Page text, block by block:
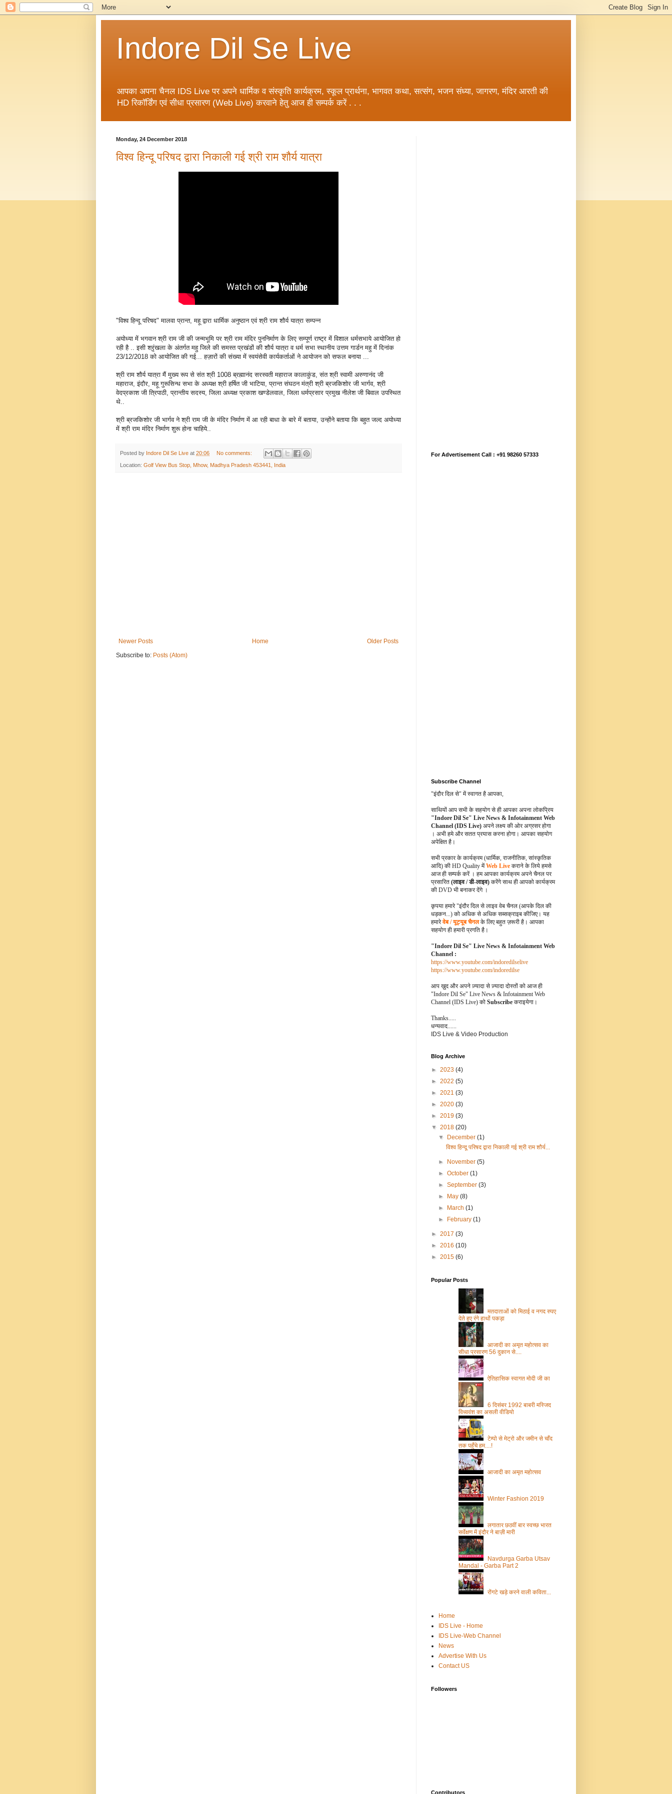
Indore Dil Se Live
आपका अपना चैनल IDS Live पर अपने धार्मिक व संस्कृति कार्यक्रम, स्कूल प्रार्थना, भागवत कथा, सत्संग, भजन संध्या, जागरण, मंदिर आरती की
HD रिकॉर्डिंग एवं सीधा प्रसारण (Web Live) करवाने हेतु आज ही सम्पर्क करें . . .
Monday, 24 December 2018
विश्व हिन्दू परिषद द्वारा निकाली गई श्री राम शौर्य यात्रा
"विश्व हिन्दू परिषद" मालवा प्रान्त, महू द्वारा धार्मिक अनुष्ठान एवं श्री राम शौर्य यात्रा सम्पन्न
अयोध्या में भगवान श्री राम जी की जन्मभूमि पर श्री राम मंदिर पुननिर्माण के लिए सम्पूर्ण राष्ट्र में विशाल धर्मसभाये आयोजित हो
रही है .. इसी श्रृंखला के अंतर्गत महु जिले की समस्त प्रखंडों की शौर्य यात्रा व धर्म सभा स्थानीय उत्तम गार्डन महु में दिनांक
23/12/2018 को आयोजित की गई... हज़ारों की संख्या में स्वयंसेवी कार्यकर्ताओं ने आयोजन को सफल बनाया ...
श्री राम शौर्य यात्रा मैं मुख्य रूप से संत श्री 1008 ब्रह्मानंद सरस्वती महाराज कालाकुंड, संत श्री स्वामी अरुणानंद जी
महाराज, इंदौर, महू गुरूसिन्ध सभा के अध्यक्ष श्री हर्षित जी भाटिया, प्रान्त संघठन मंत्री श्री ब्रजकिशोर जी भार्गव, श्री
वेदप्रकाश जी त्रिपाठी, प्रान्तीय सदस्य, जिला अध्यक्ष प्रकाश खण्डेलवाल, जिला धर्मप्रसार प्रमुख नीलेश जी बिवाल उपस्थित
थे..
श्री ब्रजकिशोर जी भार्गव ने श्री राम जी के मंदिर निर्माण में आ रही बाधा के बारे में बताया, उन्होंने बताया कि बहुत जल्द अयोध्या
में श्री राम मंदिर निर्माण शुरू होना चाहिये..
Posted by Indore Dil Se Live at 20:06 No comments:
Location: Golf View Bus Stop, Mhow, Madhya Pradesh 453441, India
Newer Posts Older Posts
Home
Subscribe to: Posts (Atom)
For Advertisement Call : +91 98260 57333
Subscribe Channel
"इंदौर दिल से" में स्वागत है आपका,
साथियों आप सभी के सहयोग से ही आपका अपना लोकप्रिय
"Indore Dil Se" Live News & Infotainment Web
Channel (IDS Live) अपने लक्ष्य की ओर अग्रसर होगा
। अभी हमे और सतत प्रयास करना होगा। आपका सहयोग
अपेक्षित है।
सभी प्रकार के कार्यक्रम (धार्मिक, राजनीतिक, सांस्कृतिक
आदि) की HD Quality मेंWeb Live कराने के लिये हमसे
आज ही सम्पर्क करें । हम आपका कार्यक्रम अपने चैनल पर
प्रसारित (लाइव / डी-लाइव) करेंगे साथ ही आपको कार्यक्रम
की DVD भी बनाकर देंगे ।
कृपया हमारे "इंदौर दिल से लाइव वेब चैनल (आपके दिल की
धड़कन...) को अधिक से अधिक सब्सक्राइब कीजिए। यह
हमारेवेब / यूट्यूब चैनलके लिए बहुत ज़रूरी है। आपका
सहयोग ही हमारी प्रगति है।
"Indore Dil Se" Live News & Infotainment Web
Channel :
https://www.youtube.com/indoredilselive
https://www.youtube.com/indoredilse
आप ख़ुद और अपने ज़्यादा से ज़्यादा दोस्तों को आज ही
"Indore Dil Se" Live News & Infotainment Web
Channel (IDS Live) को Subscribe कराइयेगा।
Thanks.....
धन्यवाद......
IDS Live & Video Production
Blog Archive
► 2023 (4)
► 2022 (5)
► 2021 (3)
► 2020 (3)
► 2019 (3)
▼ 2018 (20)
▼
December(1)
विश्व हिन्दू परिषद द्वारा निकाली गई श्री राम शौर्य...
► November(5)
►October(1)
►September(3)
►
May(8)
►
March(1)
►
February(1)
► 2017 (3)
► 2016 (10)
► 2015 (6)
Popular Posts
मतदाताओं को मिठाई व नगद रुपए
देते हुए रंगे हाथों पकड़ा
आजादी का अमृत महोत्सव का
सीधा प्रसारण 56 दुकान से....
ऐतिहासिक स्वागत मोदी जी का
6 दिसंबर 1992 बाबरी मस्जिद
विध्ववंश का असली वीडियो
टेम्पो से मेट्रो और जमीन से चाँद
तक पहुँचे हम....!
आजादी का अमृत महोत्सव
Winter Fashion 2019
लगातार छठवीं बार स्वच्छ भारत
सर्वेक्षण में इंदौर ने बाज़ी मारी
Navdurga Garba Utsav
Mandal - Garba Part 2
रोंगटे खड़े करने वाली कविता...
Home
IDS Live - Home
IDS Live-Web Channel
News
Advertise With Us
Contact US
Followers
Contributors